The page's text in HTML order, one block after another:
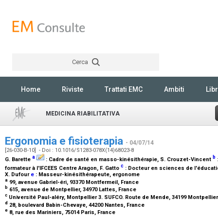
Cerca
Home Riviste Trattati EMC Ambiti
MEDICINA RIABILITATIVA
Ergonomia e fisioterapia - 04/07/14
[26-030-B-10] - Doi : 10.1016/S1283-078X(14)68023-8
G. Barette a : Cadre de santé en masso-kinésithérapie, S. Crouzet-Vincent b
formateur à l'IFCEES Centre Aragon, F. Gatto c : Docteur en sciences de
X. Dufour e : Masseur-kinésithérapeute, ergonome
a 99, avenue Gabriel-éri, 93370 Montfermeil, France
b 615, avenue de Montpellier, 34970 Lattes, France
c Université Paul-aléry, Montpellier 3. SUFCO. Route de Mende, 34199
d 28, boulevard Babin-Chevaye, 44200 Nantes, France
e 8, rue des Mariniers, 75014 Paris, France